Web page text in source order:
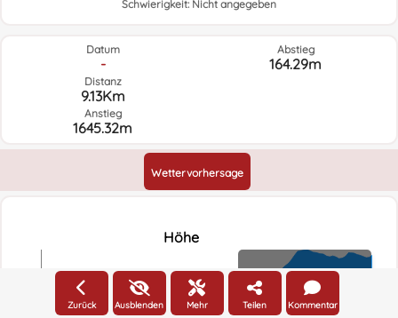
Schwierigkeit: Nicht angegeben
Datum
-
Distanz
9.13Km
Anstieg
1645.32m
Abstieg
164.29m
Wettervorhersage
Höhe
Höhe
Zurück Ausblenden Mehr Teilen Kommentar